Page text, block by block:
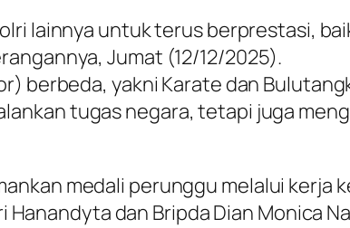
lainnya untuk terus berprestasi,
Jumat (12/12/2025).
berbeda, yakni Karate dan
tugas negara, tetapi juga
medali perunggu melalui kerja
Hanandyta dan Bripda Dian Monica